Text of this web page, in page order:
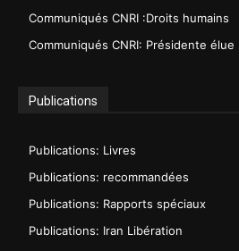
Communiqués CNRI :Droits humains
Communiqués CNRI: Présidente élue
Publications
Publications: Livres
Publications: recommandées
Publications: Rapports spéciaux
Publications: Iran Libération